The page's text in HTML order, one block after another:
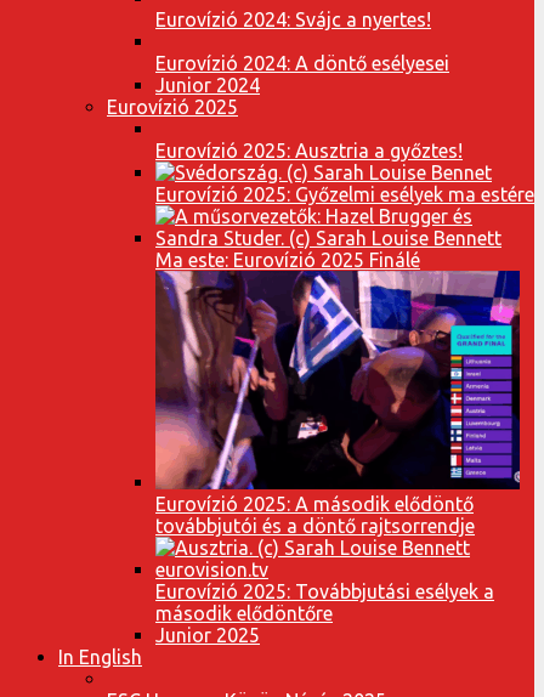
Eurovízió 2024: Svájc a nyertes!
Eurovízió 2024: A döntő esélyesei
Junior 2024
Eurovízió 2025
Eurovízió 2025: Ausztria a győztes!
Eurovízió 2025: Győzelmi esélyek ma estére
Ma este: Eurovízió 2025 Finálé
Eurovízió 2025: A második elődöntő
továbbjutói és a döntő rajtsorrendje
Eurovízió 2025: Továbbjutási esélyek a
második elődöntőre
Junior 2025
In English